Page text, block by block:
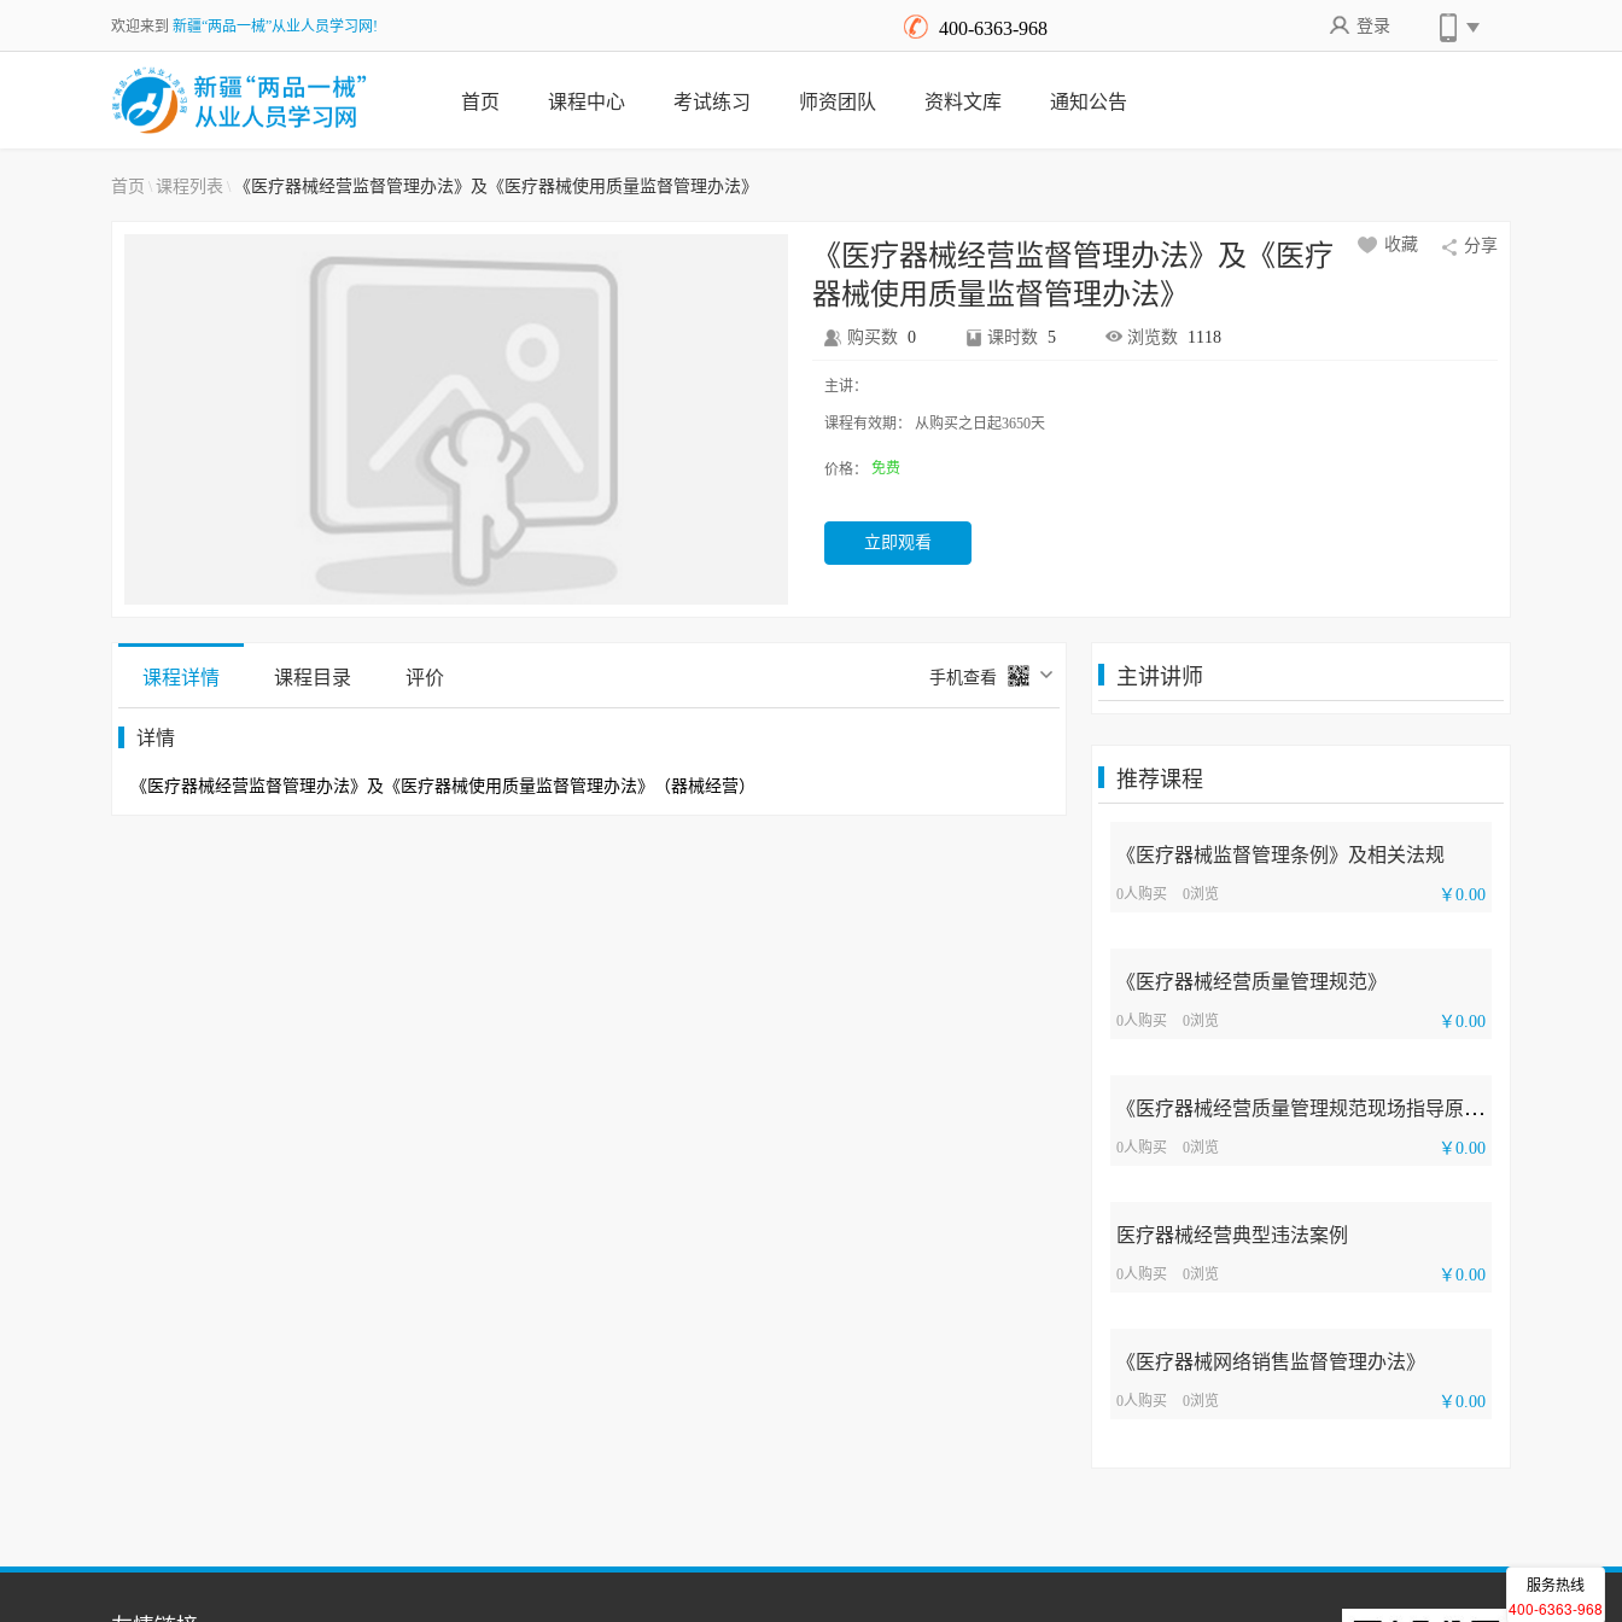
欢迎来到 新疆“两品一械”从业人员学习网! 400-6363-968 登录
首页 课程中心 考试练习 师资团队 资料文库 通知公告
首页 \课程列表 \ 《医疗器械经营监督管理办法》及《医疗器械使用质量监督管理办法》
收藏 分享
加载中...
《医疗器械经营监督管理办法》及《医疗
器械使用质量监督管理办法》
购买数 0 课时数 5 浏览数 1118
主讲：
课程有效期： 从购买之日起3650天
价格： 免费
立即观看
课程详情 课程目录 评价 手机查看
详情
《医疗器械经营监督管理办法》及《医疗器械使用质量监督管理办法》（器械经营）
主讲讲师
推荐课程
《医疗器械监督管理条例》及相关法规
￥0.00
0人购买 0浏览
《医疗器械经营质量管理规范》
￥0.00
0人购买 0浏览
《
医疗器械经营质量管理规范现场指导原则》
￥0.00
0人购买 0浏览
医疗器械经营典型违法案例
￥0.00
0人购买 0浏览
《医疗器械网络销售监督管理办法》
￥0.00
0人购买 0浏览
服务热线
400-6363-968